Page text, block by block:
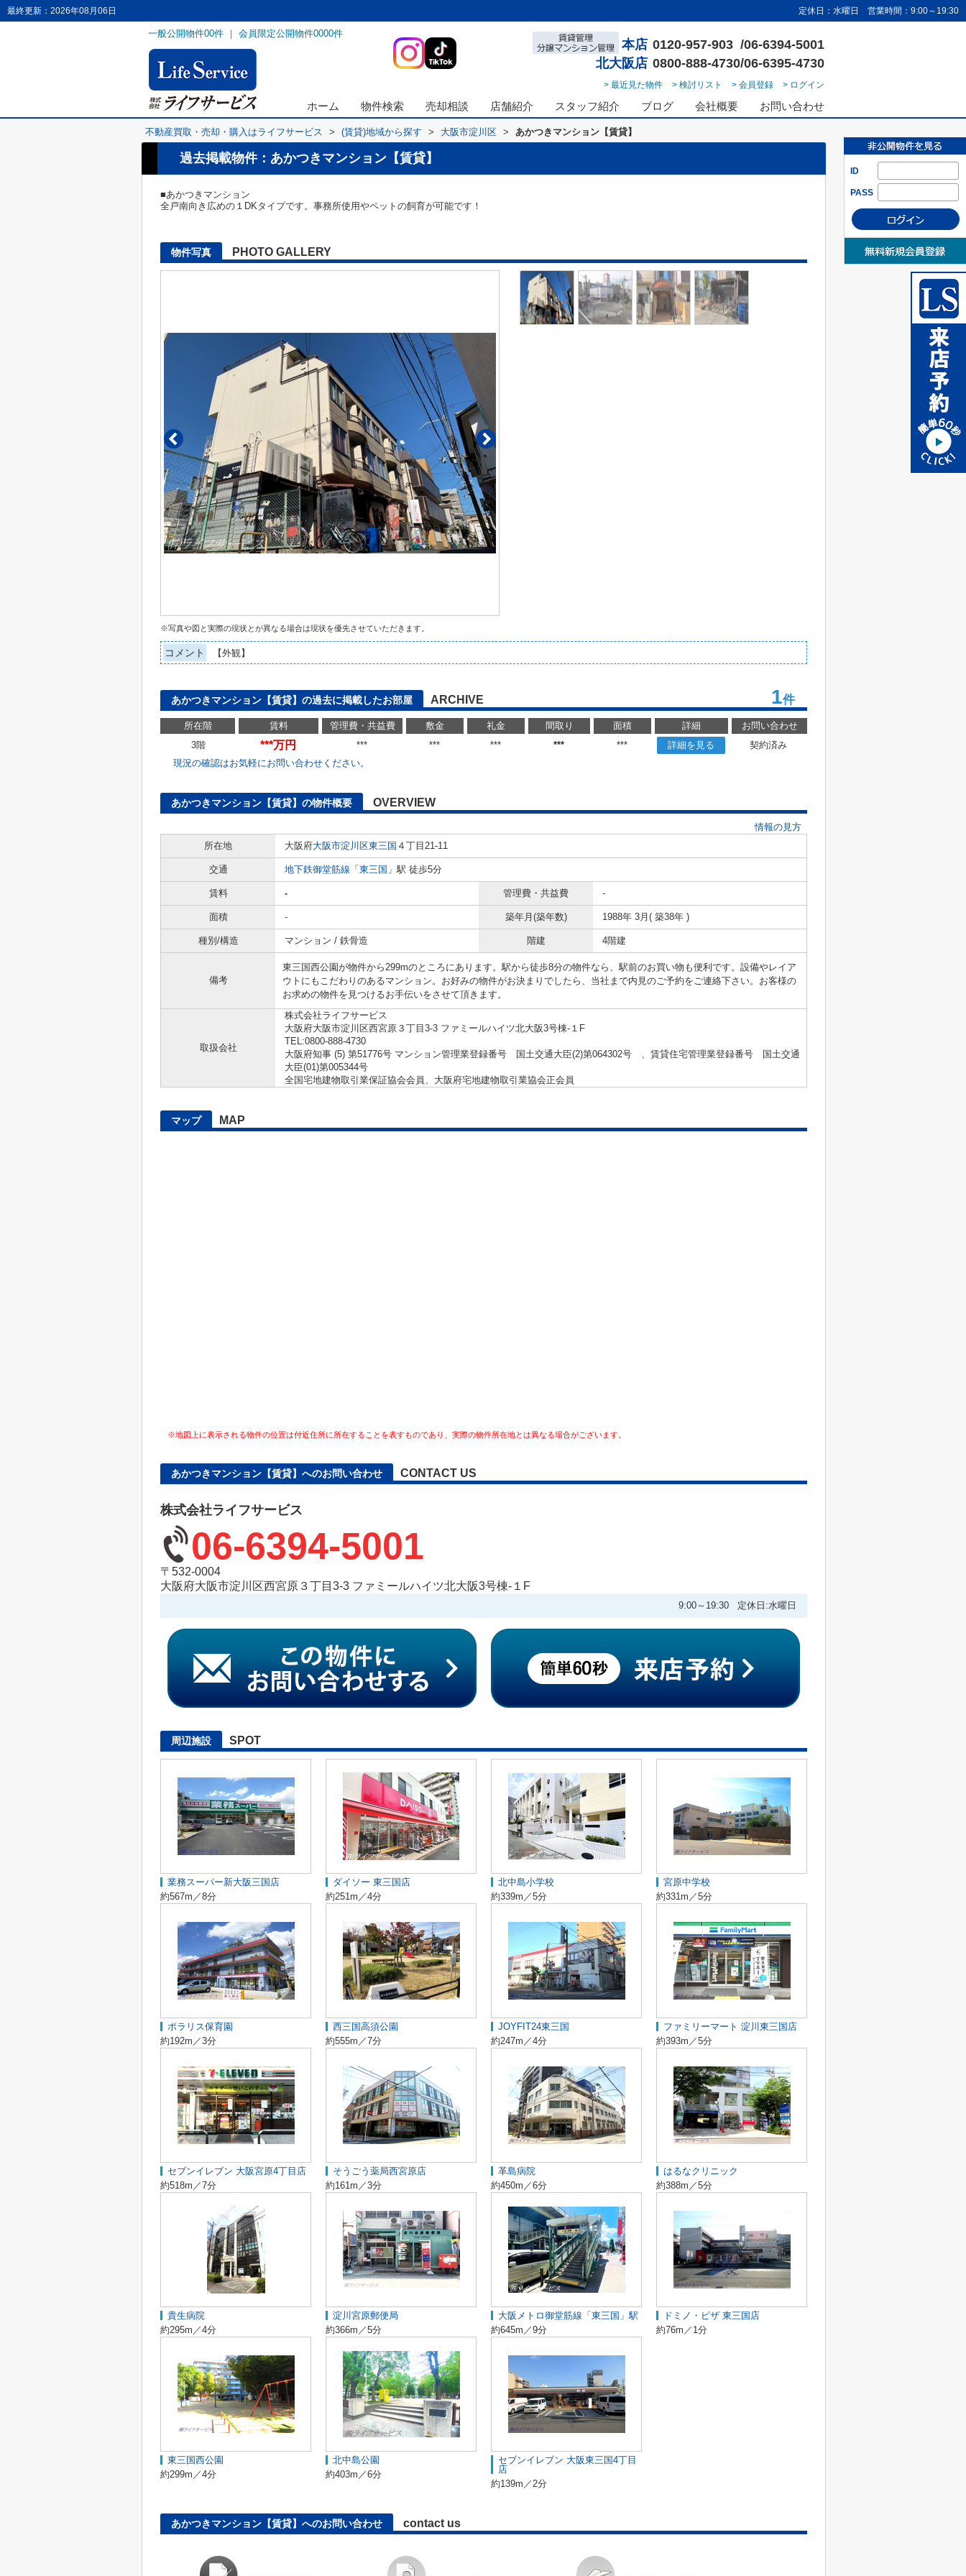
最終更新：2026年08月06日 定休日：水曜日 営業時間：9:00～19:30
一般公開物件00件 ｜ 会員限定公開物件0000件
本店 0120-957-903 /06-6394-5001
北大阪店 0800-888-4730/06-6395-4730
> 最近見た物件 > 検討リスト > 会員登録 > ログイン
ホーム 物件検索 売却相談 店舗紹介 スタッフ紹介 ブログ 会社概要 お問い合わせ
ID
PASS
不動産買取・売却・購入はライフサービス > (賃貸)地域から探す > 大阪市淀川区 > あかつきマンション【賃貸】
過去掲載物件：あかつきマンション【賃貸】
■あかつきマンション
全戸南向き広めの１DKタイプです。事務所使用やペットの飼育が可能です！
物件写真 PHOTO GALLERY
※写真や図と実際の現状とが異なる場合は現状を優先させていただきます。
コメント 【外観】
あかつきマンション【賃貸】の過去に掲載したお部屋 ARCHIVE 1件
所在階 賃料 管理費・共益費 敷金 礼金 間取り 面積 詳細
お問い合わせ
3階
***万円 *** *** *** *** *** 詳細を見る
契約済み
現況の確認はお気軽にお問い合わせください。
あかつきマンション【賃貸】の物件概要 OVERVIEW
情報の見方
所在地
大阪府大阪市淀川区東三国 ４丁目21-11
交通 地下鉄御堂筋線 「 東三国 」駅 徒歩5分
賃料 - 管理費・共益費 -
面積 - 築年月(築年数) 1988年 3月( 築38年 )
種別/構造 マンション / 鉄骨造 階建 4階建
備考
東三国西公園が物件から299mのところにあります。駅から徒歩8分の物件なら、駅前のお買い物も便利です。設備やレイア
ウトにもこだわりのあるマンション。お好みの物件がお決まりでしたら、当社まで内見のご予約をご連絡下さい。お客様の
お求めの物件を見つけるお手伝いをさせて頂きます。
取扱会社
株式会社ライフサービス
大阪府大阪市淀川区西宮原３丁目3-3 ファミールハイツ北大阪3号棟-１F
TEL:0800-888-4730
大阪府知事 (5) 第51776号 マンション管理業登録番号 国土交通大臣(2)第064302号 、賃貸住宅管理業登録番号 国土交通
大臣(01)第005344号
全国宅地建物取引業保証協会会員、大阪府宅地建物取引業協会正会員
マップ MAP
※地図上に表示される物件の位置は付近住所に所在することを表すものであり、実際の物件所在地とは異なる場合がございます。
あかつきマンション【賃貸】へのお問い合わせ CONTACT US
株式会社ライフサービス
06-6394-5001
〒532-0004
大阪府大阪市淀川区西宮原３丁目3-3 ファミールハイツ北大阪3号棟-１F
9:00～19:30 定休日:水曜日
周辺施設 SPOT
業務スーパー新大阪三国店
約567m／8分
ダイソー 東三国店
約251m／4分
北中島小学校
約339m／5分
宮原中学校
約331m／5分
ポラリス保育園
約192m／3分
西三国高須公園
約555m／7分
JOYFIT24東三国
約247m／4分
ファミリーマート 淀川東三国店
約393m／5分
セブンイレブン 大阪宮原4丁目店
約518m／7分
そうごう薬局西宮原店
約161m／3分
革島病院
約450m／6分
はるなクリニック
約388m／5分
貴生病院
約295m／4分
淀川宮原郵便局
約366m／5分
大阪メトロ御堂筋線「東三国」駅
約645m／9分
ドミノ・ピザ 東三国店
約76m／1分
東三国西公園
約299m／4分
北中島公園
約403m／6分
セブンイレブン 大阪東三国4丁目
店
約139m／2分
あかつきマンション【賃貸】へのお問い合わせ contact us